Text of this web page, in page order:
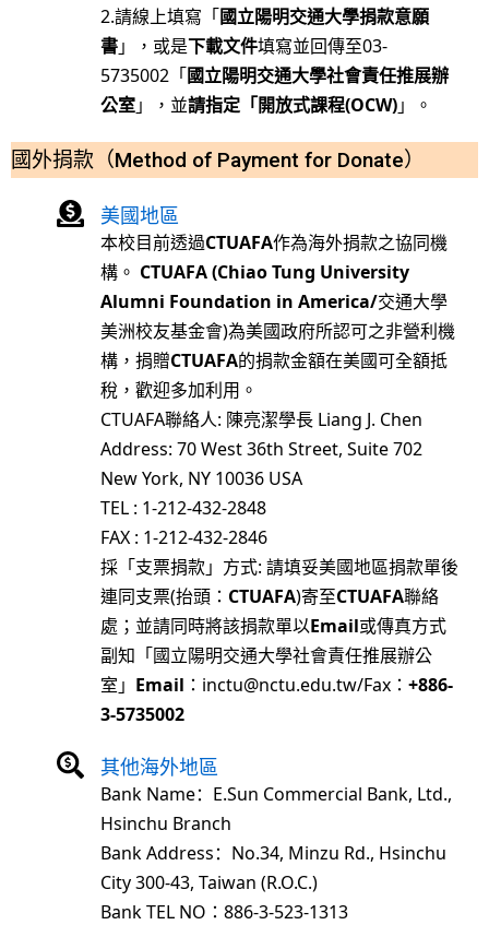
2.請線上填寫「國立陽明交通大學捐款意願
書」，或是下載文件填寫並回傳至03-
5735002「國立陽明交通大學社會責任推展辦
公室」，並請指定「開放式課程(OCW)」。
國外捐款（Method of Payment for Donate）
美國地區
本校目前透過CTUAFA作為海外捐款之協同機
構。 CTUAFA (Chiao Tung University
Alumni Foundation in America/交通大學
美洲校友基金會)為美國政府所認可之非營利機
構，捐贈CTUAFA的捐款金額在美國可全額抵
稅，歡迎多加利用。
CTUAFA聯絡人: 陳亮潔學長 Liang J. Chen
Address: 70 West 36th Street, Suite 702
New York, NY 10036 USA
TEL : 1-212-432-2848
FAX : 1-212-432-2846
採「支票捐款」方式: 請填妥美國地區捐款單後
連同支票(抬頭： CTUAFA)寄至CTUAFA聯絡
處；並請同時將該捐款單以Email或傳真方式
副知「國立陽明交通大學社會責任推展辦公
室」 Email ：inctu@nctu.edu.tw/Fax： +886-
3-5735002
其他海外地區
Bank Name： E.Sun Commercial Bank, Ltd.,
Hsinchu Branch
Bank Address： No.34, Minzu Rd., Hsinchu
City 300-43, Taiwan (R.O.C.)
Bank TEL NO：886-3-523-1313